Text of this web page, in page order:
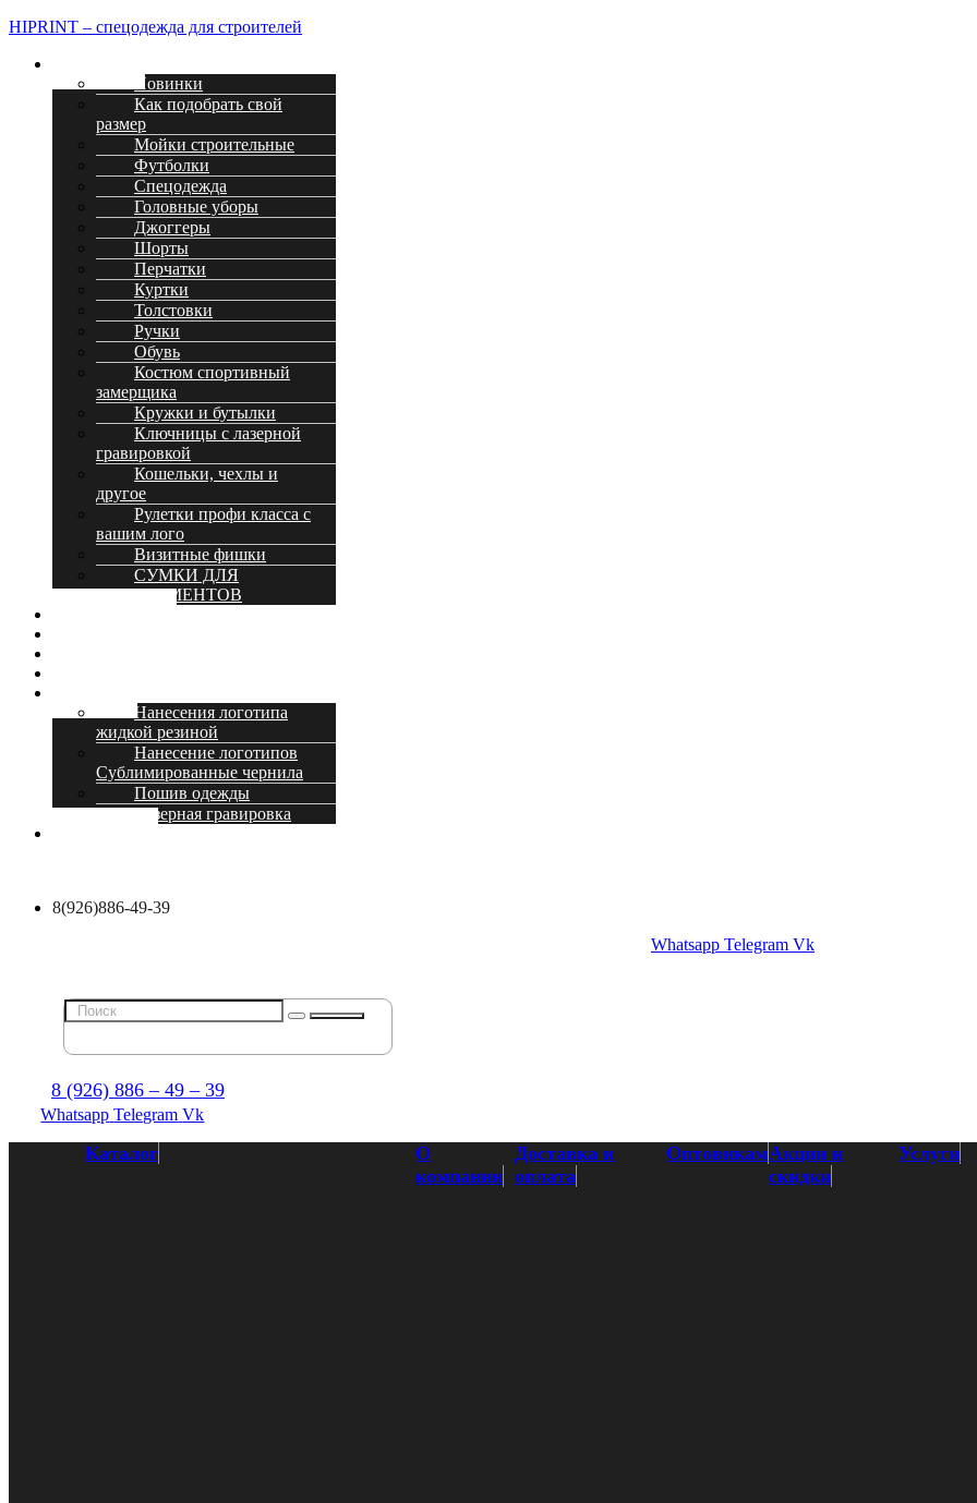
HIPRINT – спецодежда для строителей
Меню
Новинки
Как подобрать свой
размер
Мойки строительные
Футболки
Спецодежда
Головные уборы
Джоггеры
Шорты
Перчатки
Куртки
Толстовки
Ручки
Обувь
Костюм спортивный
замерщика
Кружки и бутылки
Ключницы с лазерной
гравировкой
Кошельки, чехлы и
другое
Рулетки профи класса с
вашим лого
Визитные фишки
СУМКИ ДЛЯ
ИНСТРУМЕНТОВ
Нанесения логотипа
жидкой резиной
Нанесение логотипов
Сублимированные чернила
Пошив одежды
Лазерная гравировка
8(926)886-49-39
Whatsapp Telegram Vk
8 (926) 886 – 49 – 39
Whatsapp Telegram Vk
Каталог
О
компании
Доставка и
оплата
ОптовикамАкции и
скидки
Услуги